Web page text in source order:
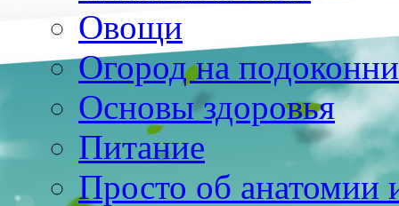
Овощи
Огород на
Основы здоровья
Питание
Просто об анатомии